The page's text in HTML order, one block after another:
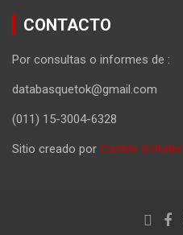
CONTACTO
Por consultas o informes de :
databasquetok@gmail.com
(011) 15-3004-6328
Sitio creado por Gastón Schafer